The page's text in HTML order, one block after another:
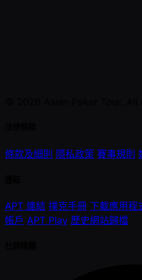
條款及細則 隱私政策 賽事規則
APT 連結 撲克手冊 下載應用程
帳戶 APT Play 歷史網站歸檔